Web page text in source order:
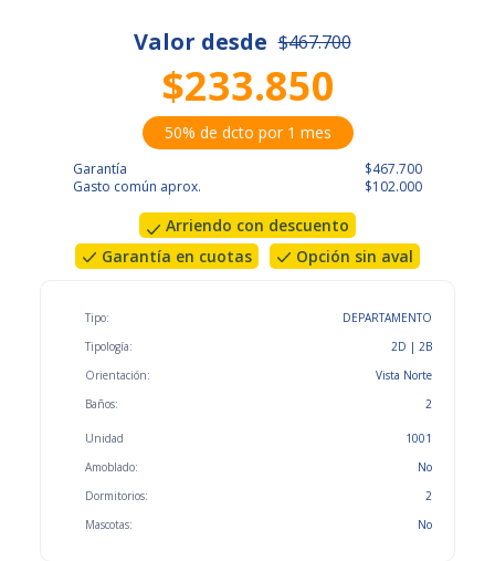
Valor desde $467.700
$233.850
50% de dcto por 1 mes
Garantía
Gasto común aprox.
$467.700
$102.000
Arriendo con descuento
Garantía en cuotas
Opción sin aval
Tipo:
Tipología:
Orientación:
Baños:
DEPARTAMENTO
2D | 2B
Vista Norte
2
Unidad
Amoblado:
Dormitorios:
Mascotas:
1001
No
2
No